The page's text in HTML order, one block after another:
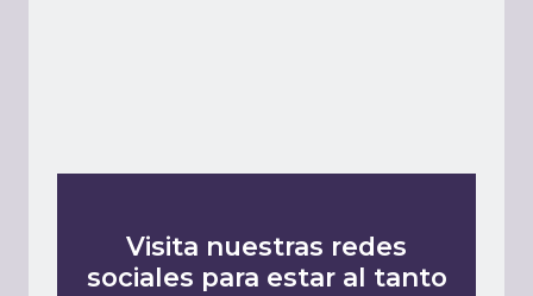
Visita nuestras redes
sociales para estar al tanto